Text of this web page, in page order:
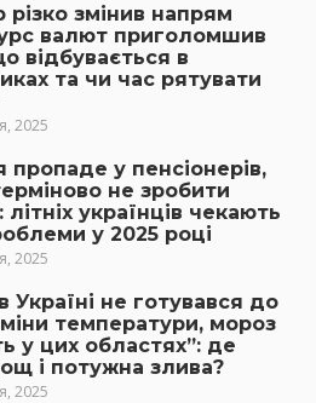
різко змінив напрям
валют приголомшив
відбувається в
та чи час рятувати
2025
пропаде у пенсіонерів,
не зробити
літніх українців чекають
у 2025 році
2025
Україні не готувався до
температури, мороз
у цих областях”: де
і потужна злива?
2025